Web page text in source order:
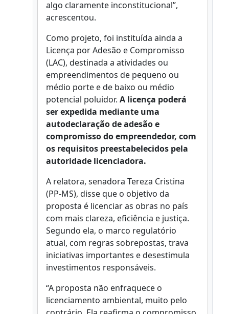
algo claramente inconstitucional”,
acrescentou.
Como projeto, foi instituída ainda a
Licença por Adesão e Compromisso
(LAC), destinada a atividades ou
empreendimentos de pequeno ou
médio porte e de baixo ou médio
potencial poluidor. A licença poderá
ser expedida mediante uma
autodeclaração de adesão e
compromisso do empreendedor, com
os requisitos preestabelecidos pela
autoridade licenciadora.
A relatora, senadora Tereza Cristina
(PP-MS), disse que o objetivo da
proposta é licenciar as obras no país
com mais clareza, eficiência e justiça.
Segundo ela, o marco regulatório
atual, com regras sobrepostas, trava
iniciativas importantes e desestimula
investimentos responsáveis.
“A proposta não enfraquece o
licenciamento ambiental, muito pelo